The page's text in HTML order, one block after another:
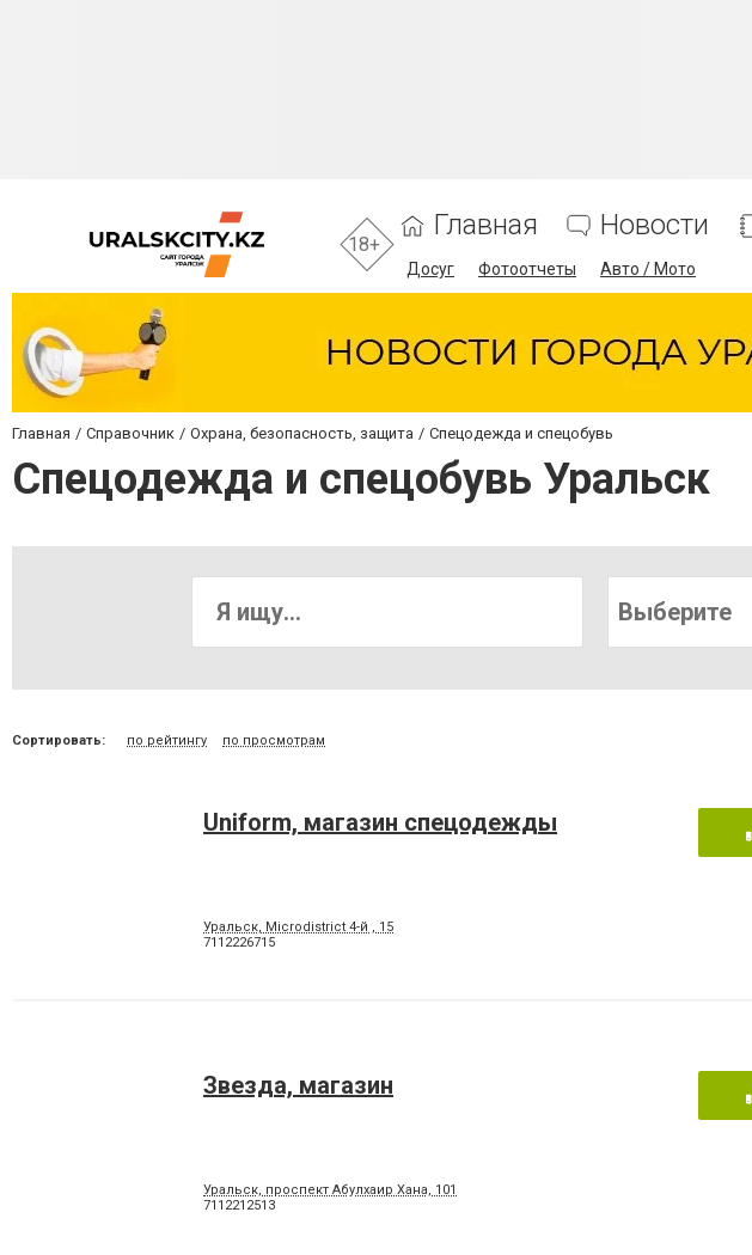
18+
Главная Новости
Досуг Фотоотчеты Авто / Мото
Главная Справочник Охрана, безопасность, защита Спецодежда и спецобувь
Спецодежда и спецобувь Уральск
Выберите
Сортировать: по рейтингу по просмотрам
Uniform, магазин спецодежды
Уральск, Microdistrict 4-й , 15
7112226715
Звезда, магазин
Уральск, проспект Абулхаир Хана, 101
7112212513